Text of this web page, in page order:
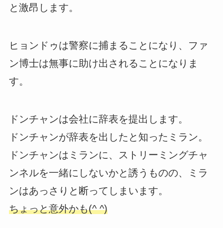
と激昂します。
ヒョンドゥは警察に捕まることになり、ファ
ン博士は無事に助け出されることになりま
す。
ドンチャンは会社に辞表を提出します。
ドンチャンが辞表を出したと知ったミラン。
ドンチャンはミランに、ストリーミングチャ
ンネルを一緒にしないかと誘うものの、ミラ
ンはあっさりと断ってしまいます。
ちょっと意外かも(^ ^)